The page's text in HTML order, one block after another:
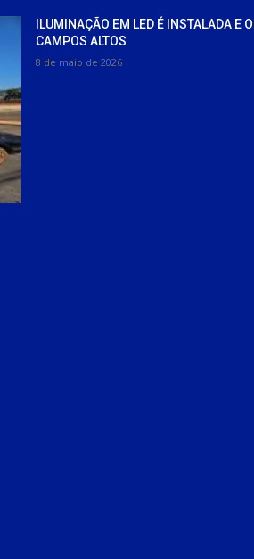
ILUMINAÇÃO EM LED É INSTALADA E
CAMPOS ALTOS
8 de maio de 2026